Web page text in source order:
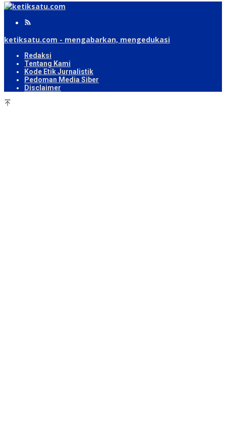
ketiksatu.com - mengabarkan, mengedukasi
Redaksi
Tentang Kami
Kode Etik Jurnalistik
Pedoman Media Siber
Disclaimer